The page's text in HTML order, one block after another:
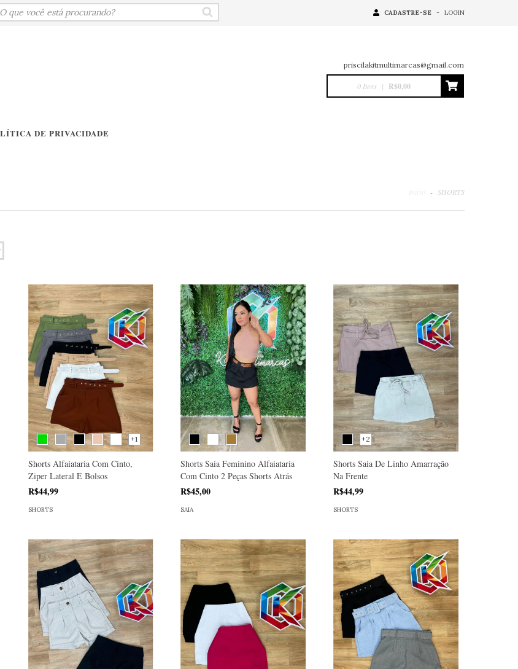
CADASTRE-SE - LOGIN
priscilakitmultimarcas@gmail.com
0 Itens | R$0,00
DE PRIVACIDADE
- SHORTS
+1
Shorts Alfaiataria Com Cinto,
Ziper Lateral E Bolsos
R$44,99
SHORTS
Shorts Saia Feminino Alfaiataria
Com Cinto 2 Peças Shorts Atrás
R$45,00
SAIA
+2
Shorts Saia De Linho Amarração
Na Frente
R$44,99
SHORTS